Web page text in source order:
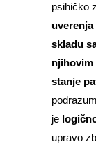
psihičko
uverenja
skladu
njihovim
stanje
je
upravo